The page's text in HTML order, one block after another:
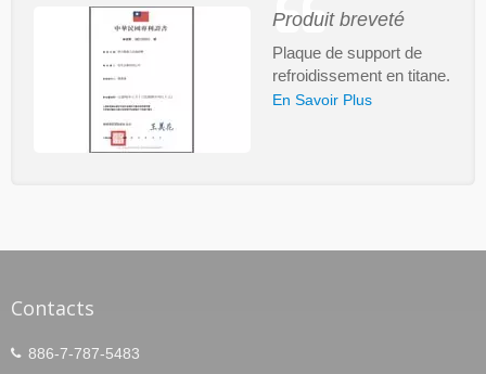
Produit breveté
Plaque de support de
refroidissement en titane.
En Savoir Plus
Contacts
886-7-787-5483